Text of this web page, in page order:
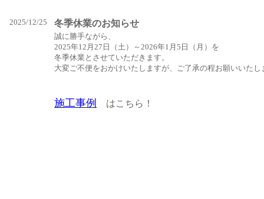
2025/12/25 冬季休業のお知らせ
誠に勝手ながら、
2025年12月27日（土）～2026年1月5日（月）を
冬季休業とさせていただきます。
大変ご不便をおかけいたしますが、ご了承の程お願いいたし
施工事例 はこちら！